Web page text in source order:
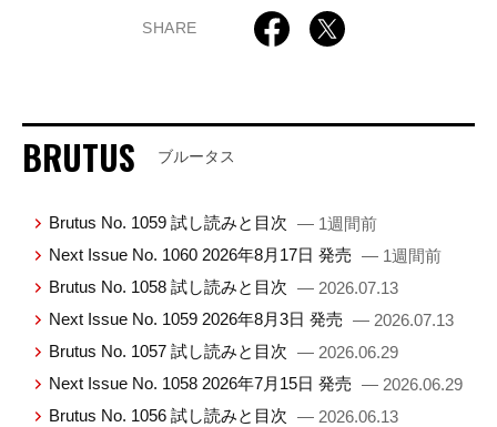
SHARE
BRUTUS ブルータス
Brutus No. 1059 試し読みと目次 — 1週間前
Next Issue No. 1060 2026年8月17日 発売 — 1週間前
Brutus No. 1058 試し読みと目次 — 2026.07.13
Next Issue No. 1059 2026年8月3日 発売 — 2026.07.13
Brutus No. 1057 試し読みと目次 — 2026.06.29
Next Issue No. 1058 2026年7月15日 発売 — 2026.06.29
Brutus No. 1056 試し読みと目次 — 2026.06.13